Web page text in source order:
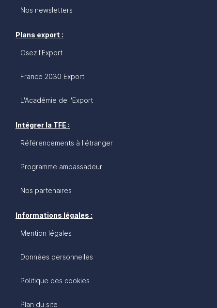
Nos newsletters
Plans export :
Osez l'Export
France 2030 Export
L'Académie de l'Export
Intégrer la TFE :
Référencements à l'étranger
Programme ambassadeur
Nos partenaires
Informations légales :
Mention légales
Données personnelles
Politique des cookies
Plan du site